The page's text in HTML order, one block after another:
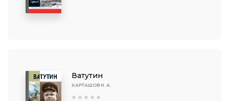
Ватутин
КАРТАШОВ Н. А.